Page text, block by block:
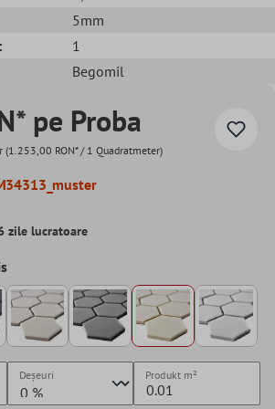
5mm
1
Begomil
pe Proba
(1.253,00 RON* / 1 Quadratmeter)
zile lucratoare
Deșeuri Produkt m²